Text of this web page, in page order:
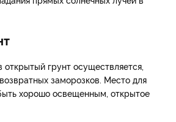
грунт осуществляется,
заморозков. Место для
хорошо освещенным, открытое